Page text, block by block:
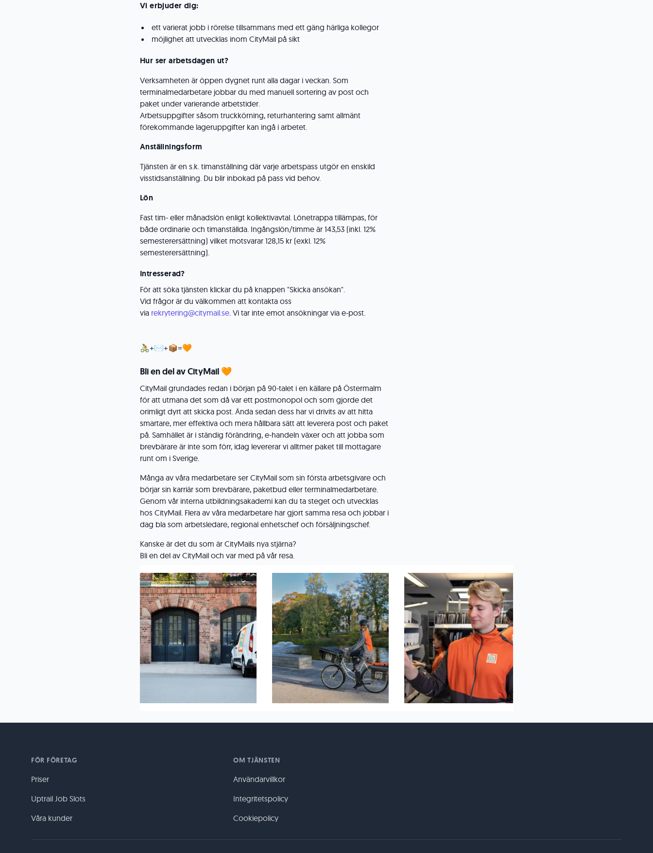
Vi erbjuder dig:
ett varierat jobb i rörelse tillsammans med ett gäng härliga kollegor
möjlighet att utvecklas inom CityMail på sikt
Hur ser arbetsdagen ut?
Verksamheten är öppen dygnet runt alla dagar i veckan. Som
terminalmedarbetare jobbar du med manuell sortering av post och
paket under varierande arbetstider.
Arbetsuppgifter såsom truckkörning, returhantering samt allmänt
förekommande lageruppgifter kan ingå i arbetet.
Anställningsform
Tjänsten är en s.k. timanställning där varje arbetspass utgör en enskild
visstidsanställning. Du blir inbokad på pass vid behov.
Lön
Fast tim- eller månadslön enligt kollektivavtal. Lönetrappa tillämpas, för
både ordinarie och timanställda. Ingångslön/timme är 143,53 (inkl. 12%
semesterersättning) vilket motsvarar 128,15 kr (exkl. 12%
semesterersättning).
Intresserad?
För att söka tjänsten klickar du på knappen "Skicka ansökan".
Vid frågor är du välkommen att kontakta oss
via rekrytering@citymail.se. Vi tar inte emot ansökningar via e-post.
🚴+✉+📦=🧡
Bli en del av CityMail 🧡
CityMail grundades redan i början på 90-talet i en källare på Östermalm
för att utmana det som då var ett postmonopol och som gjorde det
orimligt dyrt att skicka post. Ända sedan dess har vi drivits av att hitta
smartare, mer effektiva och mera hållbara sätt att leverera post och paket
på. Samhället är i ständig förändring, e-handeln växer och att jobba som
brevbärare är inte som förr, idag levererar vi alltmer paket till mottagare
runt om i Sverige.
Många av våra medarbetare ser CityMail som sin första arbetsgivare och
börjar sin karriär som brevbärare, paketbud eller terminalmedarbetare.
Genom vår interna utbildningsakademi kan du ta steget och utvecklas
hos CityMail. Flera av våra medarbetare har gjort samma resa och jobbar i
dag bla som arbetsledare, regional enhetschef och försäljningschef.
Kanske är det du som är CityMails nya stjärna?
Bli en del av CityMail och var med på vår resa.
FÖR FÖRETAG
Priser
Uptrail Job Slots
Våra kunder
OM TJÄNSTEN
Användarvillkor
Integritetspolicy
Cookiepolicy